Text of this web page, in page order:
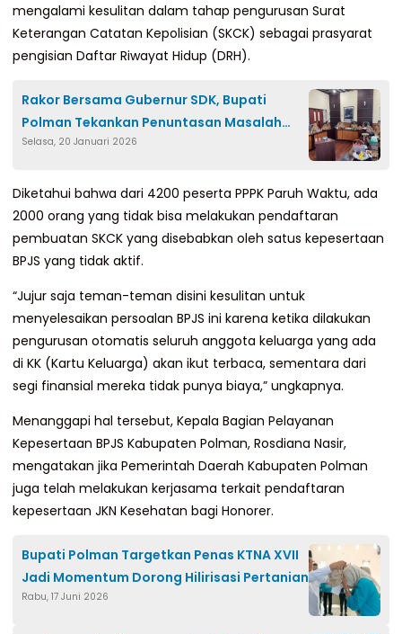
mengalami kesulitan dalam tahap pengurusan Surat
Keterangan Catatan Kepolisian (SKCK) sebagai prasyarat
pengisian Daftar Riwayat Hidup (DRH).
Rakor Bersama Gubernur SDK, Bupati
Polman Tekankan Penuntasan Masalah
Stunting dan Anak Putus Sekolah
Selasa, 20 Januari 2026
Diketahui bahwa dari 4200 peserta PPPK Paruh Waktu, ada
2000 orang yang tidak bisa melakukan pendaftaran
pembuatan SKCK yang disebabkan oleh satus kepesertaan
BPJS yang tidak aktif.
“Jujur saja teman-teman disini kesulitan untuk
menyelesaikan persoalan BPJS ini karena ketika dilakukan
pengurusan otomatis seluruh anggota keluarga yang ada
di KK (Kartu Keluarga) akan ikut terbaca, sementara dari
segi finansial mereka tidak punya biaya,” ungkapnya.
Menanggapi hal tersebut, Kepala Bagian Pelayanan
Kepesertaan BPJS Kabupaten Polman, Rosdiana Nasir,
mengatakan jika Pemerintah Daerah Kabupaten Polman
juga telah melakukan kerjasama terkait pendaftaran
kepesertaan JKN Kesehatan bagi Honorer.
Bupati Polman Targetkan Penas KTNA XVII
Jadi Momentum Dorong Hilirisasi Pertanian
Rabu, 17 Juni 2026